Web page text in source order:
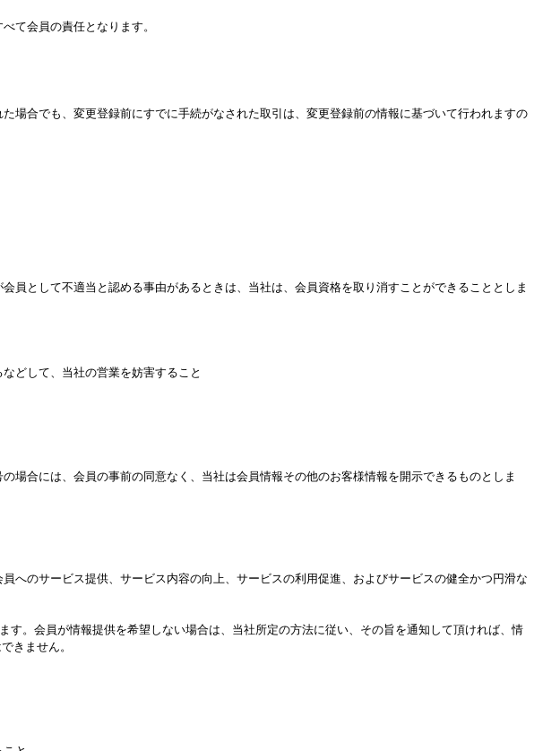
て会員の責任となります。
場合でも、変更登録前にすでに手続がなされた取引は、変更登録前の情報に基づいて行われますの
として不適当と認める事由があるときは、当社は、会員資格を取り消すことができることとしま
どして、当社の営業を妨害すること
合には、会員の事前の同意なく、当社は会員情報その他のお客様情報を開示できるものとしま
のサービス提供、サービス内容の向上、サービスの利用促進、およびサービスの健全かつ円滑な
。会員が情報提供を希望しない場合は、当社所定の方法に従い、その旨を通知して頂ければ、情
きません。